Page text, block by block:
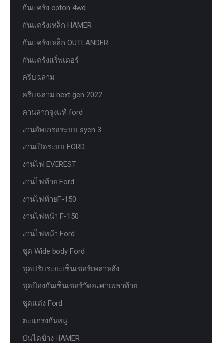
กันแคร้ง opton 4wd
กันแคร้งเหล็ก HAMER
กันแคร้งเหล็ก OUTLANDER
กันแคร้งแร็พเตอร์
ครีบฉลาม
ครีบฉลาม next gen 2022
คานลากจูงแท้ ford
งานอัพเกรดระบบ sycn 3
งานเปิดระบบ FORD
งานไฟ EVEREST
งานไฟท้าย Ford
งานไฟท้ายF-150
งานไฟหน้า F-150
งานไฟหน้า Ford
ชุด Wide body Ford
ชุดปรับระยะเซ็นเซอร์เพลาหลัง
ชุดป้องกันเซ็นเซอร์วัดองศาเพลาท้าย
ชุดแต่ง Ford
ตะแกรงกันหนู
บันไดข้าง HAMER